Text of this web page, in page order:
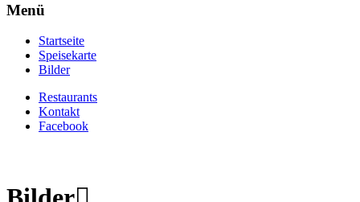
Menü
Startseite
Speisekarte
Bilder
Restaurants
Kontakt
Facebook